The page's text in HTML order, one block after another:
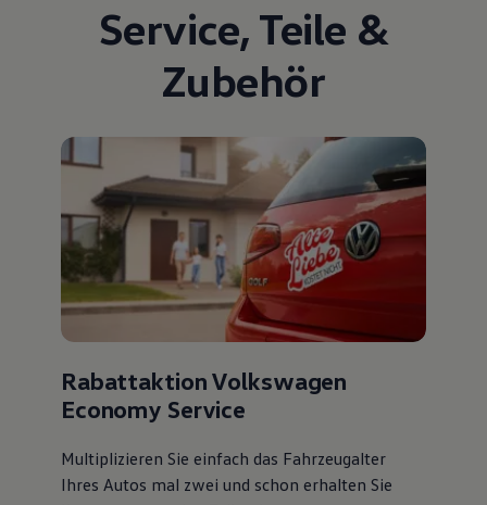
Service, Teile &
Zubehör
Rabattaktion Volkswagen
Economy Service
Multiplizieren Sie einfach das Fahrzeugalter
Ihres Autos mal zwei und schon erhalten Sie